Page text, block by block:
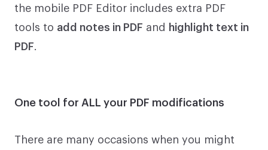
the mobile PDF Editor includes extra PDF
tools to add notes in PDF and highlight text in
PDF
One tool for ALL your PDF modifications
There are many occasions when you might